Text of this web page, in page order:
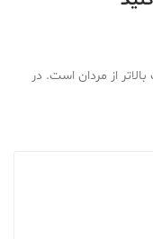
از مردان است. در